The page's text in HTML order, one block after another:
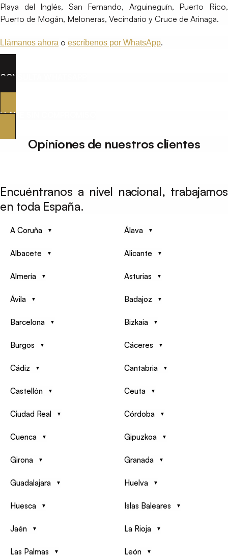
Playa del Inglés, San Fernando, Arguineguín, Puerto Rico,
Puerto de Mogán, Meloneras, Vecindario y Cruce de Arinaga.
Llámanos ahora o escríbenos por WhatsApp.
CONSULTA WHATSAPP
LLAME SIN COMPROMISO
Opiniones de nuestros clientes
Encuéntranos a nivel nacional, trabajamos
en toda España.
A Coruña Álava
Albacete Alicante
Almería Asturias
Ávila Badajoz
Barcelona Bizkaia
Burgos Cáceres
Cádiz Cantabria
Castellón Ceuta
Ciudad Real Córdoba
Cuenca Gipuzkoa
Girona Granada
Guadalajara Huelva
Huesca Islas Baleares
Jaén La Rioja
Las Palmas León